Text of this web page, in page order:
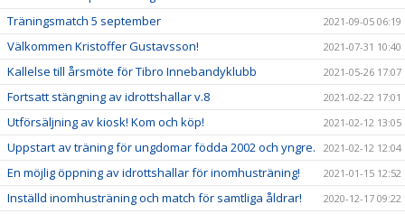
Träningsmatch 5 september 2021-09-05 06:19
Välkommen Kristoffer Gustavsson! 2021-07-31 10:40
Kallelse till årsmöte för Tibro Innebandyklubb 2021-05-26 17:07
Fortsatt stängning av idrottshallar v.8 2021-02-22 17:01
Utförsäljning av kiosk! Kom och köp! 2021-02-12 13:05
Uppstart av träning för ungdomar födda 2002 och yngre. 2021-02-12 12:04
En möjlig öppning av idrottshallar för inomhusträning! 2021-01-15 12:52
Inställd inomhusträning och match för samtliga åldrar! 2020-12-17 09:22